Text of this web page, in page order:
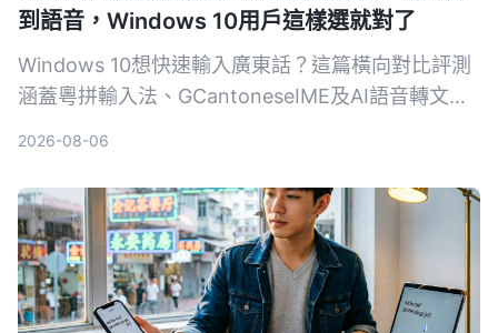
到語音，Windows 10用戶這樣選就對了
Windows 10想快速輸入廣東話？這篇橫向對比評測
涵蓋粵拼輸入法、GCantoneseIME及AI語音轉文字
2026-08-06